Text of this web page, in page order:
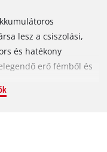
lesz a csiszolási,
és hatékony
erő fémből és
amelyet a PXC